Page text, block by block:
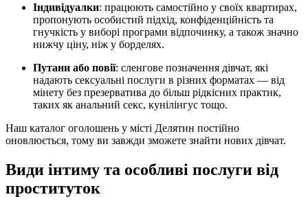
Індивідуалки: працюють самостійно у своїх квартирах,
пропонують особистий підхід, конфіденційність та
гнучкість у виборі програми відпочинку, а також значно
нижчу ціну, ніж у борделях.
Путани або повії: сленгове позначення дівчат, які
надають сексуальні послуги в різних форматах — від
мінету без презерватива до більш рідкісних практик,
таких як анальний секс, кунілінгус тощо.
Наш каталог оголошень у місті Делятин постійно
оновлюється, тому ви завжди зможете знайти нових дівчат.
Види інтиму та особливі послуги від
проституток